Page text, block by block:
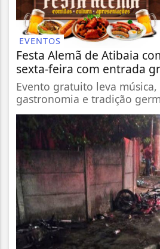
EVENTOS
Festa Alemã de Atibaia
sexta-feira com entrada
Evento gratuito leva música,
gastronomia e tradição